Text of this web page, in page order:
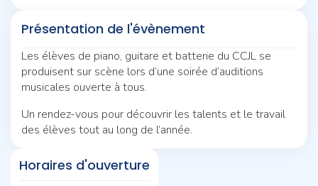
Présentation de l'évènement
Les élèves de piano, guitare et batterie du CCJL se
produisent sur scène lors d’une soirée d’auditions
musicales ouverte à tous.
Un rendez-vous pour découvrir les talents et le travail
des élèves tout au long de l’année.
Horaires d'ouverture